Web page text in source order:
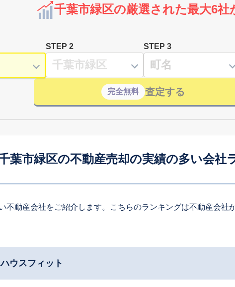
千葉市緑区の厳選された最大6社
STEP 2 STEP 3
完全無料 査定する
葉市緑区の不動産売却の実績の多い会社
不動産会社をご紹介します。こちらのランキングは不動産会社
ウスフィット